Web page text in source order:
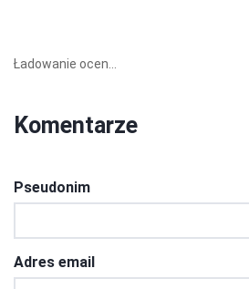
Ładowanie ocen...
Komentarze
Pseudonim
Adres email